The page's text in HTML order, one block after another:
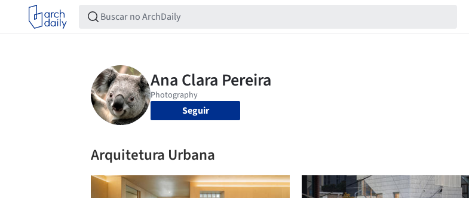
Seguir
Arquitetura Urbana